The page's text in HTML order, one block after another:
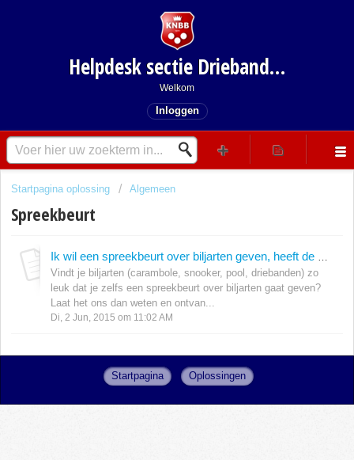
Helpdesk sectie Driebanden
Welkom
Inloggen
Startpagina oplossing Algemeen
Spreekbeurt
Vindt je biljarten (carambole, snooker, pool, driebanden) zo
leuk dat je zelfs een spreekbeurt over biljarten gaat geven?
Laat het ons dan weten en ontvan...
Di, 2 Jun, 2015 om 11:02 AM
Startpagina Oplossingen